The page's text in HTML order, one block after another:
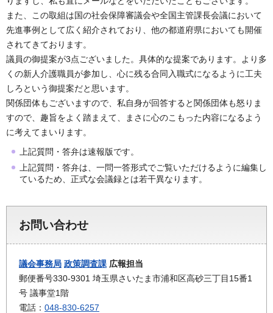
また、この取組は国の社会保障審議会や全国主管課長会議において
先進事例として広く紹介されており、他の都道府県においても開催
されてきております。
議員の御提案が3点ございました。具体的な提案であります。より多
くの新人介護職員が参加し、心に残る合同入職式になるように工夫
しろという御提案だと思います。
関係団体もございますので、私自身が回答すると関係団体も怒りま
すので、趣旨をよく踏まえて、まさに心のこもった内容になるよう
に考えてまいります。
上記質問・答弁は速報版です。
上記質問・答弁は、一問一答形式でご覧いただけるように編集し
ているため、正式な会議録とは若干異なります。
お問い合わせ
議会事務局 政策調査課 広報担当
郵便番号330-9301 埼玉県さいたま市浦和区高砂三丁目15番1
号 議事堂1階
電話： 048-830-6257